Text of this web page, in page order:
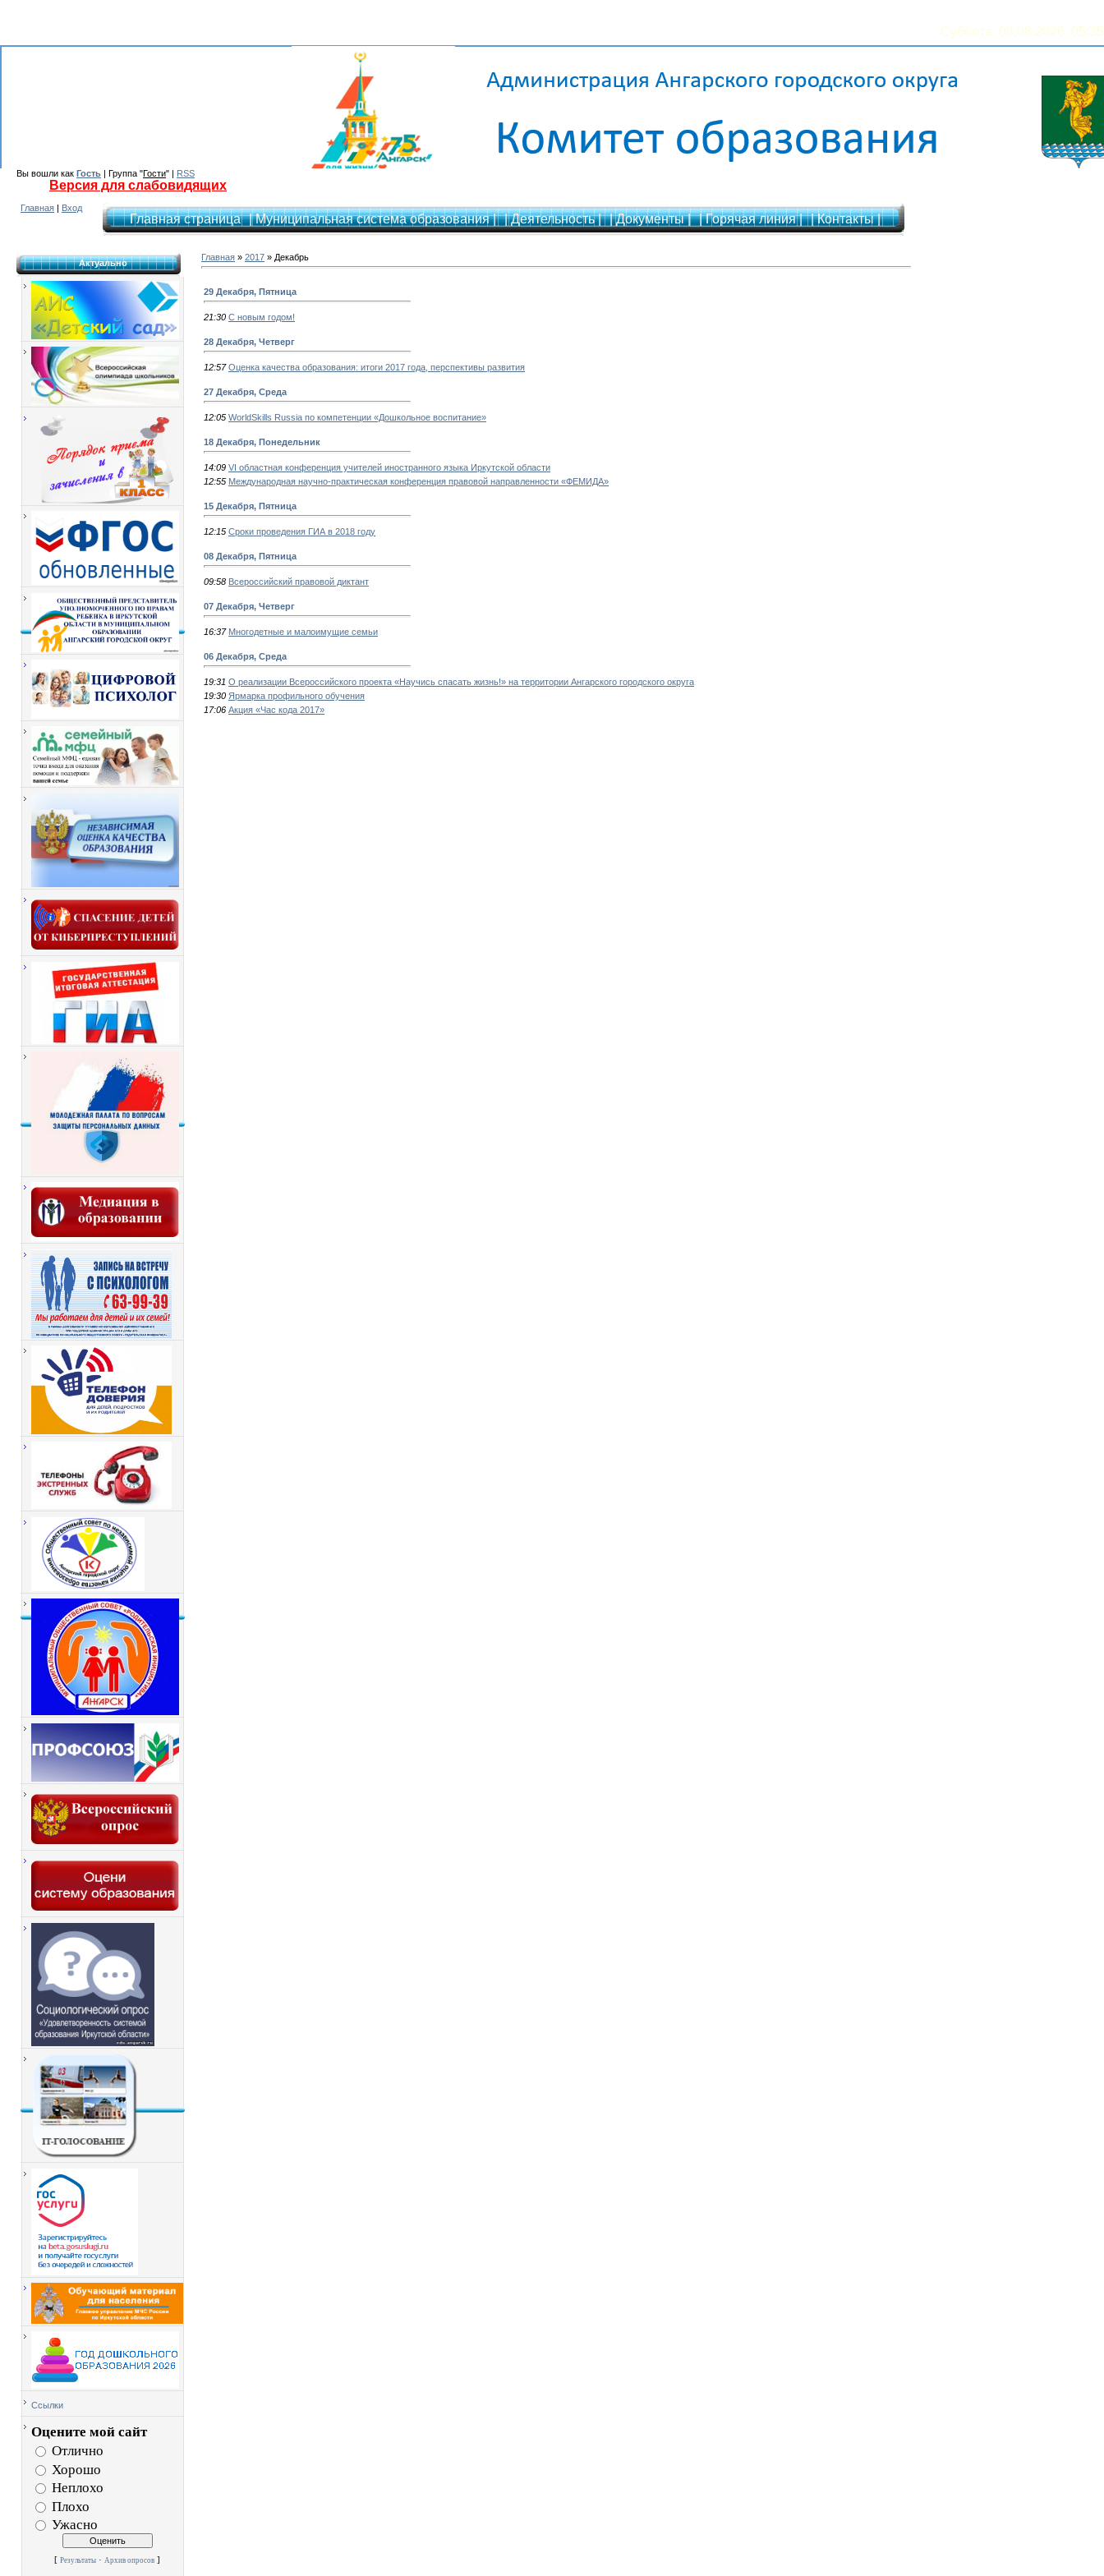
Суббота, 08.08.2026, 05:35
Вы вошли как Гость | Группа "Гости" | RSS
Версия для слабовидящих
Главная | Вход
Главная страница | Муниципальная система образования | | Деятельность | | Документы | | Горячая линия | | Контакты |
Актуально
Ссылки
Оцените мой сайт
Отлично
Хорошо
Неплохо
Плохо
Ужасно
[ Результаты · Архив опросов ]
Главная » 2017 » Декабрь
29 Декабря, Пятница
21:30 С новым годом!
28 Декабря, Четверг
12:57 Оценка качества образования: итоги 2017 года, перспективы развития
27 Декабря, Среда
12:05 WorldSkills Russia по компетенции «Дошкольное воспитание»
18 Декабря, Понедельник
14:09 VI областная конференция учителей иностранного языка Иркутской области
12:55 Международная научно-практическая конференция правовой направленности «ФЕМИДА»
15 Декабря, Пятница
12:15 Сроки проведения ГИА в 2018 году
08 Декабря, Пятница
09:58 Всероссийский правовой диктант
07 Декабря, Четверг
16:37 Многодетные и малоимущие семьи
06 Декабря, Среда
19:31 О реализации Всероссийского проекта «Научись спасать жизнь!» на территории Ангарского городского округа
19:30 Ярмарка профильного обучения
17:06 Акция «Час кода 2017»